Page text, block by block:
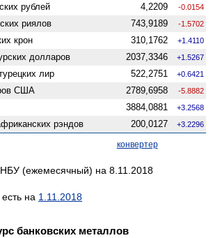
рублей 4,2209 -0.0154
риялов 743,9189 -1.5702
крон 310,1762 +1.4110
долларов 2037,3346 +1.5267
лир 522,2751 +0.6421
США 2789,6958 -5.8882
3884,0881 +3.2568
рэндов 200,0127 +3.2296
конвертер
(ежемесячный) на 8.11.2018
на 1.11.2018
банковских металлов